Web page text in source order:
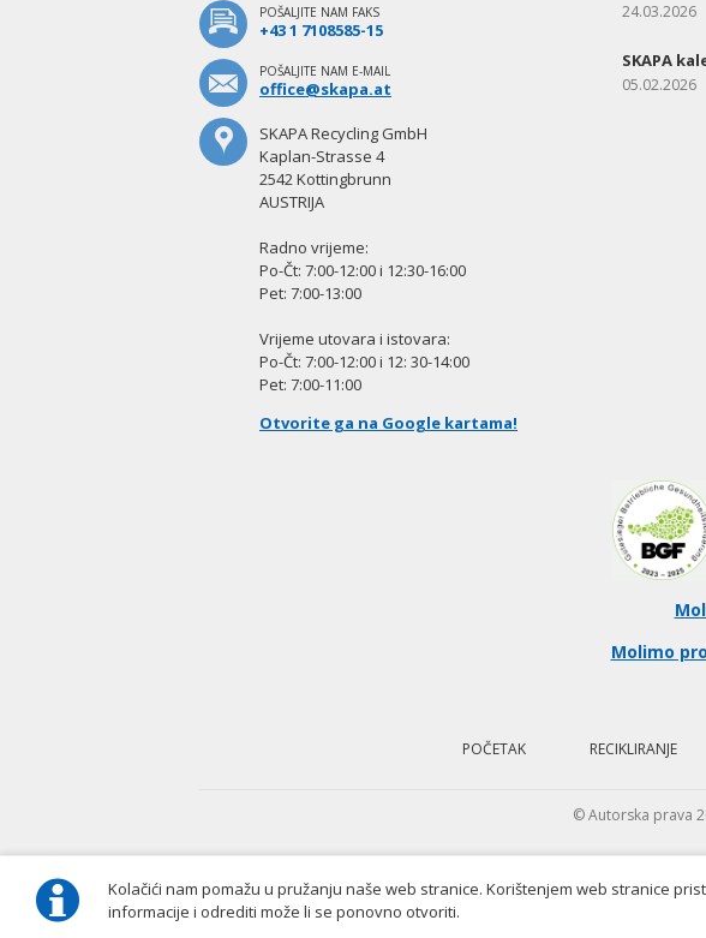
Kolačići nam pomažu u pružanju naše web stranice. Korištenjem web stranice
informacije i odrediti može li se ponovno otvoriti.
POŠALJITE NAM FAKS
+43 1 7108585-15
POŠALJITE NAM E-MAIL
office@skapa.at
SKAPA Recycling GmbH
Kaplan-Strasse 4
2542 Kottingbrunn
AUSTRIJA
Radno vrijeme:
Po-Čt: 7:00-12:00 i 12:30-16:00
Pet: 7:00-13:00
Vrijeme utovara i istovara:
Po-Čt: 7:00-12:00 i 12: 30-14:00
Pet: 7:00-11:00
Otvorite ga na Google kartama!
24.03.2026
SKAPA
05.02.2026
Molimo
POČETAK RECIKLIRANJE
© Autorska prava